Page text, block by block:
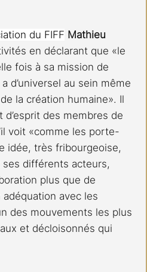
du FIFF Mathieu
en déclarant que «le
fois à sa mission de
d’universel au sein même
la création humaine». Il
d’esprit des membres de
voit «comme les porte-
idée, très fribourgeoise,
ses différents acteurs,
plus que de
avec les
des mouvements les plus
et décloisonnés qui